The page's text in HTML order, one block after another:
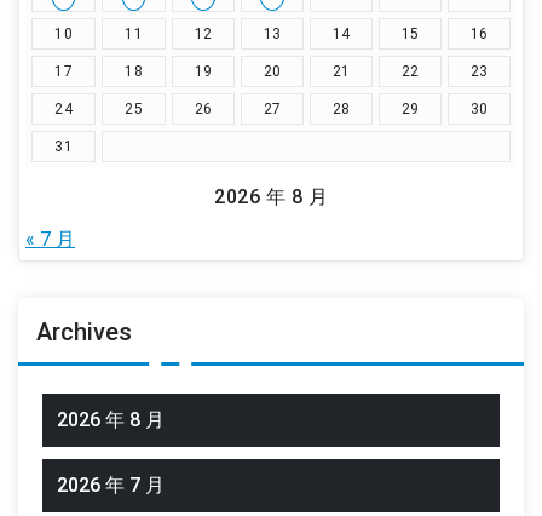
2026 年 8 月
10 11 12 13 14 15 16
17 18 19 20 21 22 23
24 25 26 27 28 29 30
31
« 7 月
Archives
2026 年 8 月
2026 年 7 月